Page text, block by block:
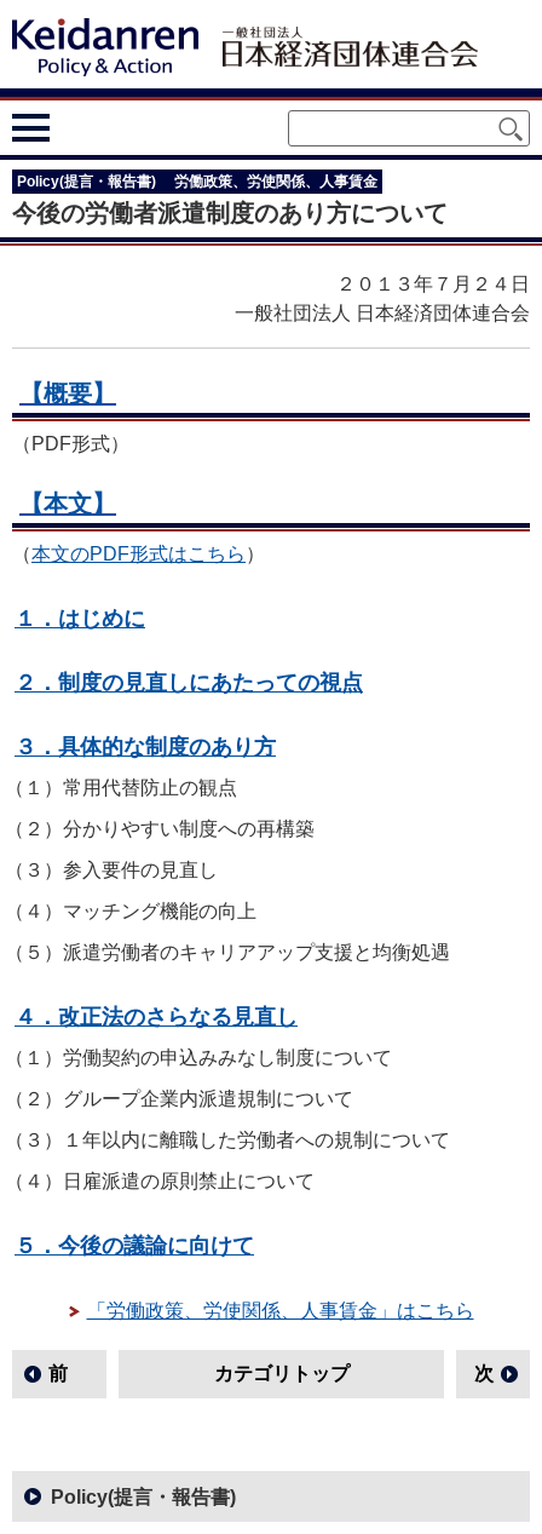
Policy(提言・報告書) 労働政策、労使関係、人事賃金
今後の労働者派遣制度のあり方について
２０１３年７月２４日
一般社団法人 日本経済団体連合会
【概要】
（PDF形式）
【本文】
（本文のPDF形式はこちら ）
１．はじめに
２．制度の見直しにあたっての視点
３．具体的な制度のあり方
（１） 常用代替防止の観点
（２） 分かりやすい制度への再構築
（３） 参入要件の見直し
（４） マッチング機能の向上
（５） 派遣労働者のキャリアアップ支援と均衡処遇
４．改正法のさらなる見直し
（１） 労働契約の申込みみなし制度について
（２） グループ企業内派遣規制について
（３）
１年以内に離職した労働者への規制について
（４）
日雇派遣の原則禁止について
５．今後の議論に向けて
「労働政策、労使関係、人事賃金」はこちら
前 カテゴリトップ 次
Policy(提言・報告書)